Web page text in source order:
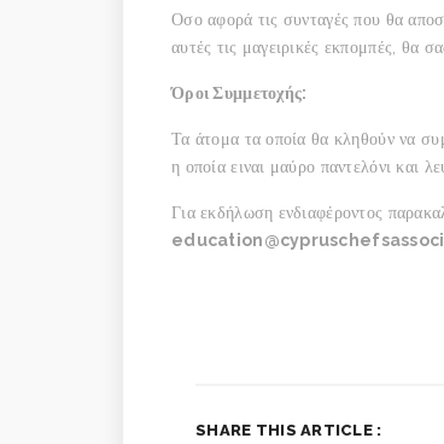
Οσο αφορά τις συνταγές που θα
αυτές τις μαγειρικές εκπομπές, θα
Όροι Συμμετοχής:
Τα άτομα τα οποία θα κληθούν να
η οποία ειναι μαύρο παντελόνι και
Για εκδήλωση ενδιαφέροντος
SHARE THIS ARTICLE :